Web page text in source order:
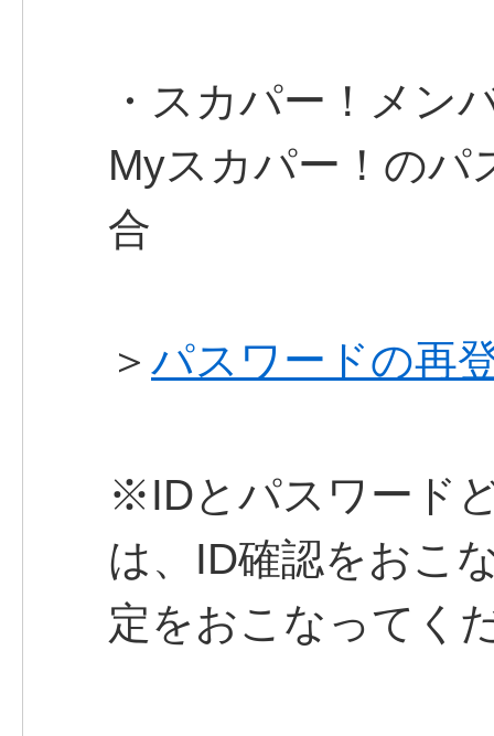
・スカパー！メン
Myスカパー！のパ
合
＞ パスワードの再
※IDとパスワード
は、ID確認をおこ
定をおこなってく